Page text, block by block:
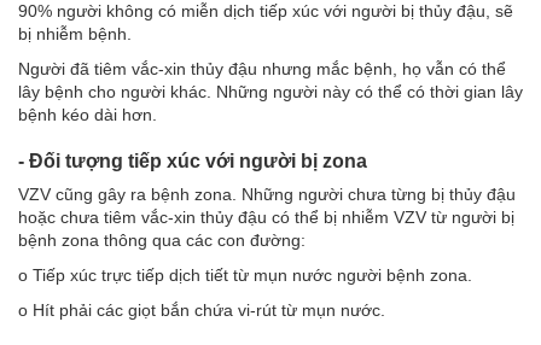
90% người không có miễn dịch tiếp xúc với người bị thủy đậu, sẽ
bị nhiễm bệnh.
Người đã tiêm vắc-xin thủy đậu nhưng mắc bệnh, họ vẫn có thể
lây bệnh cho người khác. Những người này có thể có thời gian lây
bệnh kéo dài hơn.
- Đối tượng tiếp xúc với người bị zona
VZV cũng gây ra bệnh zona. Những người chưa từng bị thủy đậu
hoặc chưa tiêm vắc-xin thủy đậu có thể bị nhiễm VZV từ người bị
bệnh zona thông qua các con đường:
o Tiếp xúc trực tiếp dịch tiết từ mụn nước người bệnh zona.
o Hít phải các giọt bắn chứa vi-rút từ mụn nước.